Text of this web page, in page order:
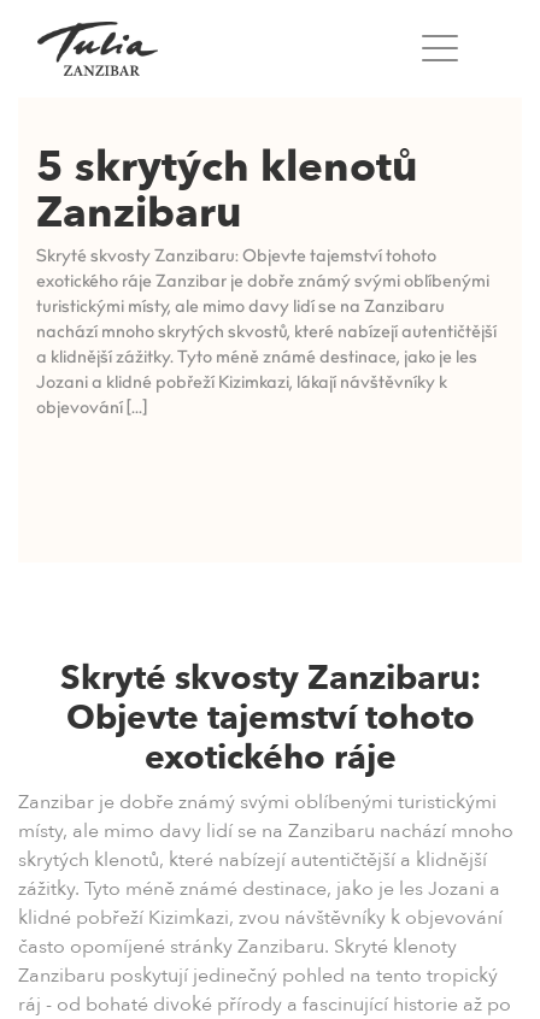
5 skrytých klenotů
Zanzibaru
Skryté skvosty Zanzibaru: Objevte tajemství tohoto
exotického ráje Zanzibar je dobře známý svými oblíbenými
turistickými místy, ale mimo davy lidí se na Zanzibaru
nachází mnoho skrytých skvostů, které nabízejí autentičtější
a klidnější zážitky. Tyto méně známé destinace, jako je les
Jozani a klidné pobřeží Kizimkazi, lákají návštěvníky k
objevování [...]
Skryté skvosty Zanzibaru:
Objevte tajemství tohoto
exotického ráje
Zanzibar je dobře známý svými oblíbenými turistickými
místy, ale mimo davy lidí se na Zanzibaru nachází mnoho
skrytých klenotů, které nabízejí autentičtější a klidnější
zážitky. Tyto méně známé destinace, jako je les Jozani a
klidné pobřeží Kizimkazi, zvou návštěvníky k objevování
často opomíjené stránky Zanzibaru. Skryté klenoty
Zanzibaru poskytují jedinečný pohled na tento tropický
ráj - od bohaté divoké přírody a fascinující historie až po